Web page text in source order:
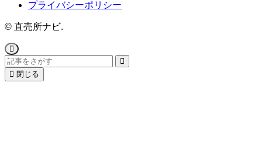
プライバシーポリシー
© 直売所ナビ.
閉じる